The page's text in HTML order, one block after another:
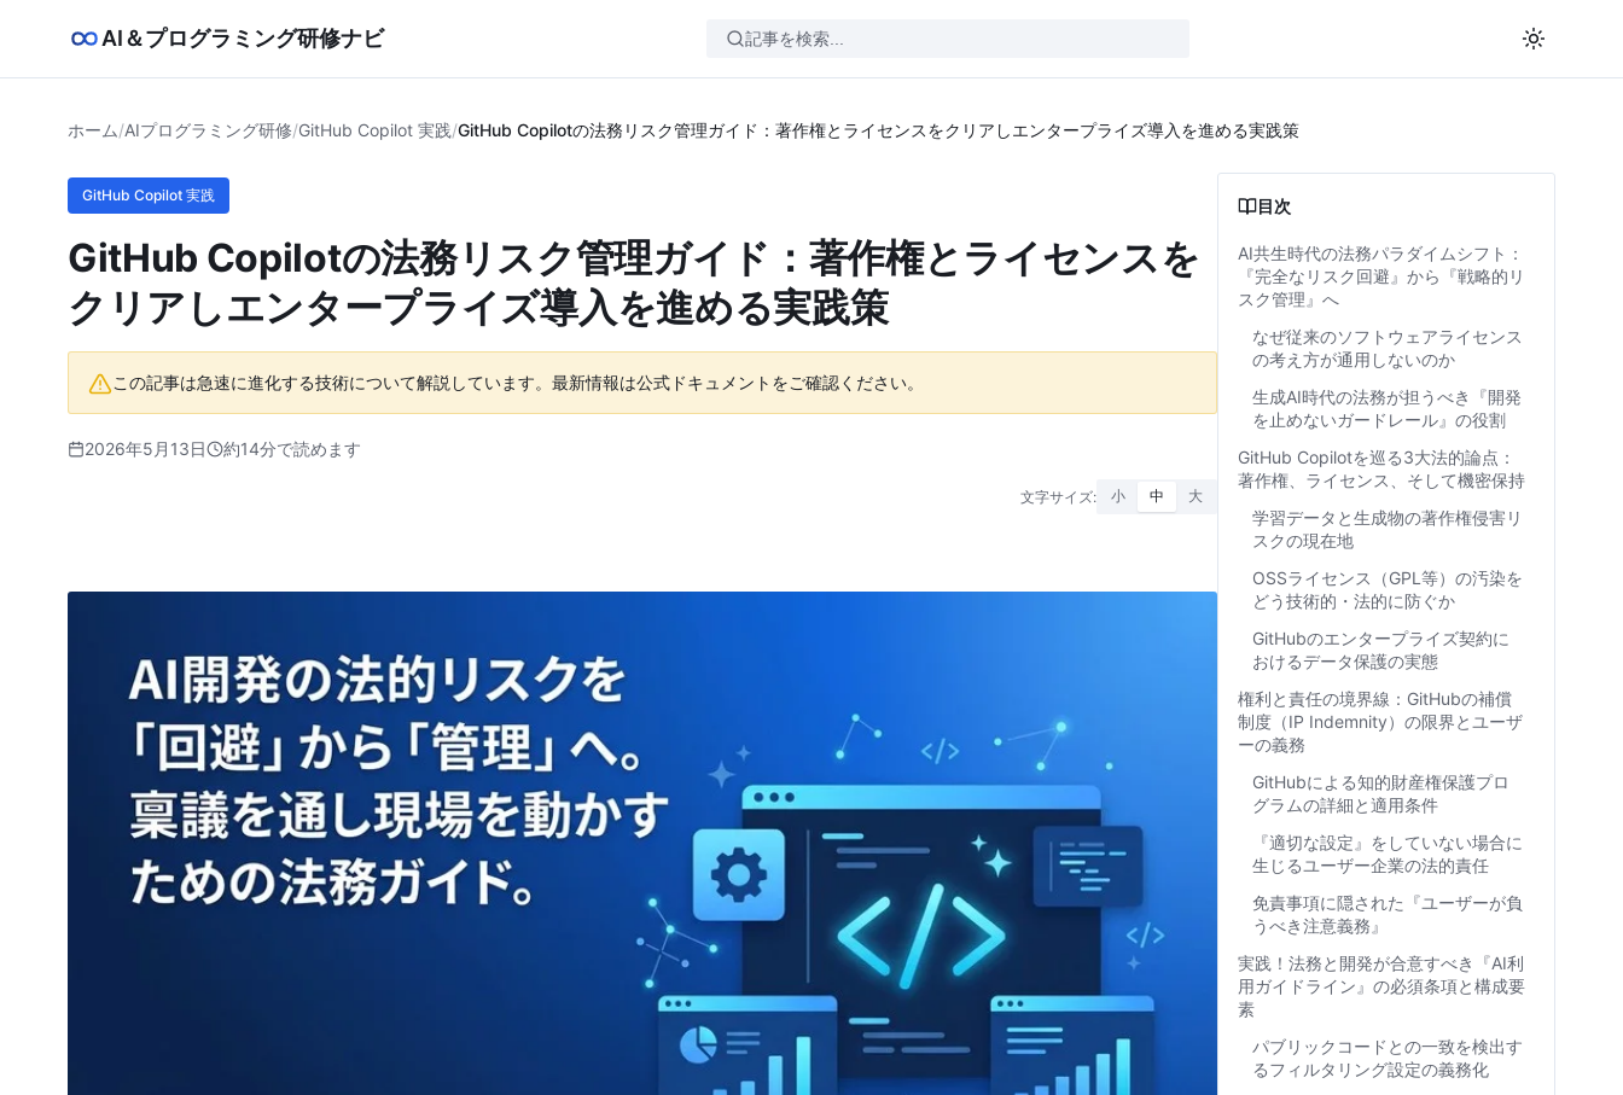
AI＆プログラミング研修ナビ
ホーム/AIプログラミング研修/GitHub Copilot 実践/GitHub Copilotの法務リスク管理ガイド：著作権とライセンスをクリアしエンタープライズ導入を進める実践策
GitHub Copilot 実践
GitHub Copilotの法務リスク管理ガイド：著作権とライセンスを
クリアしエンタープライズ導入を進める実践策
この記事は急速に進化する技術について解説しています。最新情報は公式ドキュメントをご確認ください。
2026年5月13日 約14分で読めます
文字サイズ: 小 中 大
目次
AI共生時代の法務パラダイムシフト：
『完全なリスク回避』から『戦略的リ
スク管理』へ
なぜ従来のソフトウェアライセンス
の考え方が通用しないのか
生成AI時代の法務が担うべき『開発
を止めないガードレール』の役割
GitHub Copilotを巡る3大法的論点：
著作権、ライセンス、そして機密保持
学習データと生成物の著作権侵害リ
スクの現在地
OSSライセンス（GPL等）の汚染を
どう技術的・法的に防ぐか
GitHubのエンタープライズ契約に
おけるデータ保護の実態
権利と責任の境界線：GitHubの補償
制度（IP Indemnity）の限界とユーザ
ーの義務
GitHubによる知的財産権保護プロ
グラムの詳細と適用条件
『適切な設定』をしていない場合に
生じるユーザー企業の法的責任
免責事項に隠された『ユーザーが負
うべき注意義務』
実践！法務と開発が合意すべき『AI利
用ガイドライン』の必須条項と構成要
素
パブリックコードとの一致を検出す
るフィルタリング設定の義務化